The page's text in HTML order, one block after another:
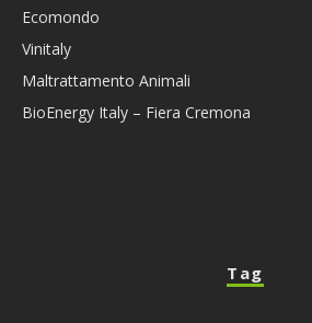
Ecomondo
Vinitaly
Maltrattamento Animali
BioEnergy Italy – Fiera Cremona
Tag